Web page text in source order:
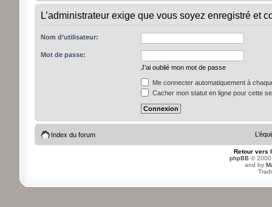
L’administrateur exige que vous soyez enregistré et
Nom d’utilisateur:
Mot de passe:
J’ai oublié mon mot de passe
Me connecter automatiquement à
Cacher mon statut en ligne pour cette
Index du forum
Retour vers
phpBB ©
and by